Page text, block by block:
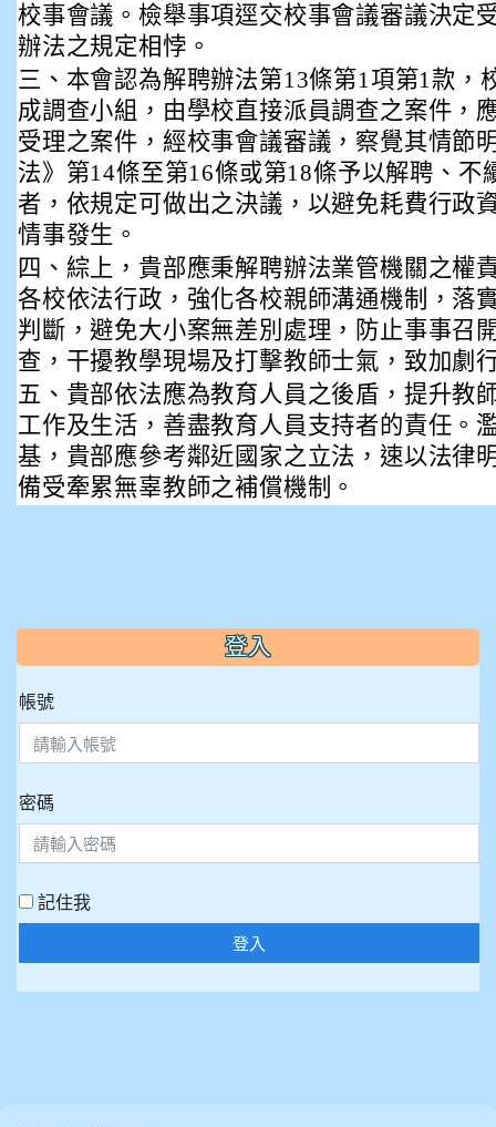
校事會議。檢舉事項逕交校事會議審議決定
辦法之規定相悖。
三、本會認為解聘辦法第13條第1項第1款，
成調查小組，由學校直接派員調查之案件，
受理之案件，經校事會議審議，察覺其情節
法》第14條至第16條或第18條予以解聘、不
者，依規定可做出之決議，以避免耗費行政
情事發生。
四、綜上，貴部應秉解聘辦法業管機關之權
各校依法行政，強化各校親師溝通機制，落
判斷，避免大小案無差別處理，防止事事召
查，干擾教學現場及打擊教師士氣，致加劇
五、貴部依法應為教育人員之後盾，提升教
工作及生活，善盡教育人員支持者的責任。
基，貴部應參考鄰近國家之立法，速以法律
備受牽累無辜教師之補償機制。
::: 登入
帳號
密碼
記住我
登入